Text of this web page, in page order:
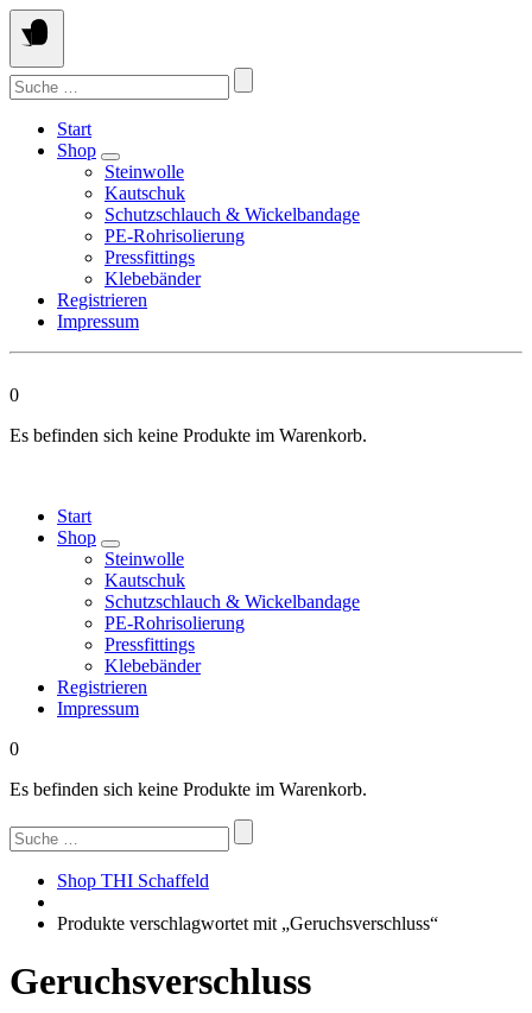
Springen
Sie
zum
Inhalt
Suchen
nach:
Start
Shop
Steinwolle
Kautschuk
Schutzschlauch & Wickelbandage
PE-Rohrisolierung
Pressfittings
Klebebänder
Registrieren
Impressum
0
Es befinden sich keine Produkte im Warenkorb.
Start
Shop
Steinwolle
Kautschuk
Schutzschlauch & Wickelbandage
PE-Rohrisolierung
Pressfittings
Klebebänder
Registrieren
Impressum
0
Es befinden sich keine Produkte im Warenkorb.
Suchen
nach:
Shop THI Schaffeld
Produkte verschlagwortet mit „Geruchsverschluss“
Geruchsverschluss